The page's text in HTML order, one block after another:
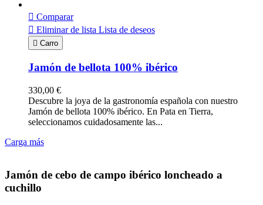
 Comparar
 Eliminar de lista Lista de deseos
 Carro
Jamón de bellota 100% ibérico
330,00 €
Descubre la joya de la gastronomía española con nuestro
Jamón de bellota 100% ibérico. En Pata en Tierra,
seleccionamos cuidadosamente las...
Carga más
Jamón de cebo de campo ibérico loncheado a
cuchillo